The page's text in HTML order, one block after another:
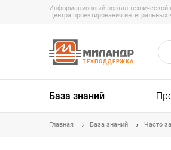
Информационный портал технической
Центра проектирования интегральных
ТЕХПОДДЕРЖКА
База знаний
Главная База знаний Часто